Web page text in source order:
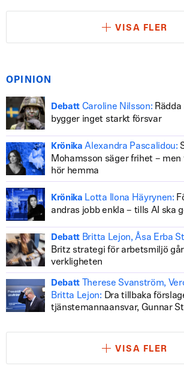
VISA FLER
OPINION
Debatt Caroline Nilsson:
bygger inget starkt försvar
Krönika Alexandra Pascalidou:
Mohamsson säger frihet –
hör hemma
Krönika Lotta Ilona Häyrynen:
andras jobb enkla – tills AI ska
Debatt Britta Lejon, Åsa Erba
Britz strategi för arbetsmiljö
verkligheten
Debatt
Therese Svanström,
Britta Lejon: Dra tillbaka
tjänstemannaansvar, Gunnar
VISA FLER